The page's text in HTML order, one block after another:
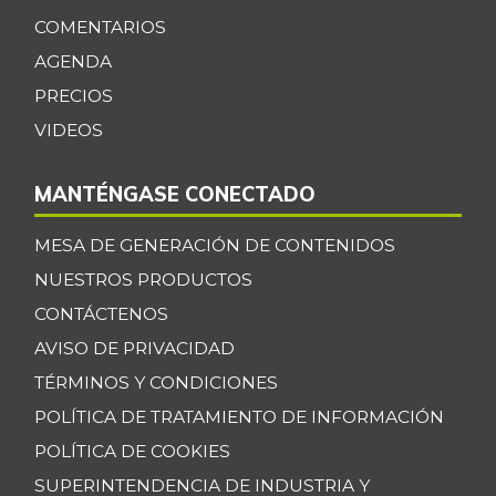
07/25/2026
Maíz amarillo
09/24/2016
Maíz blanco
trillado
07/25/2026
$ 2.787,00
Menudencias de
pollo
07/25/2026
Morrillo de res
07/25/2026
$ 24.833,00
Murillo de carne
COMENTARIOS
AGENDA
PRECIOS
VIDEOS
MANTÉNGASE CONECTADO
MESA DE GENERACIÓN DE CONTENIDOS
NUESTROS PRODUCTOS
CONTÁCTENOS
AVISO DE PRIVACIDAD
TÉRMINOS Y CONDICIONES
POLÍTICA DE TRATAMIENTO DE INFORMACIÓN
POLÍTICA DE COOKIES
SUPERINTENDENCIA DE INDUSTRIA Y